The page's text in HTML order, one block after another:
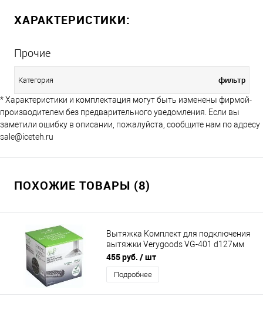
ХАРАКТЕРИСТИКИ:
Прочие
Категория фильтр
* Характеристики и комплектация могут быть изменены фирмой-
производителем без предварительного уведомления. Если вы
заметили ошибку в описании, пожалуйста, сообщите нам по адресу
sale@iceteh.ru
ПОХОЖИЕ ТОВАРЫ (8)
Вытяжка Комплект для подключения
вытяжки Verygoods VG-401 d127мм
3м
455 руб. / шт
Подробнее